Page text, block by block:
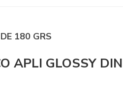
180 GRS
APLI GLOSSY DIN